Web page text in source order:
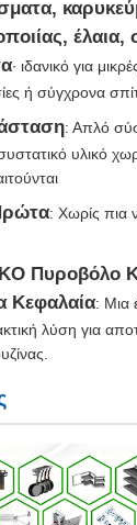
κουζίνας
έλαια,
∙ ιδανικό για
ή σύγχρονα
: Απλό
υλικό
: Χωρίς πια
Πυροβόλο
Κεφαλαία: Μια
λύση για